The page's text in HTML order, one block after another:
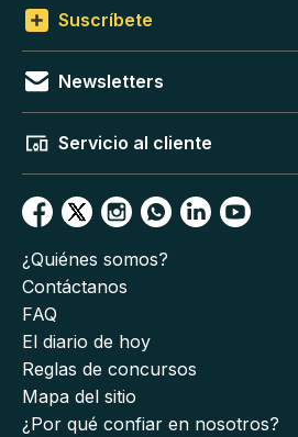
Suscríbete
Newsletters
Servicio al cliente
¿Quiénes somos?
Contáctanos
FAQ
El diario de hoy
Reglas de concursos
Mapa del sitio
¿Por qué confiar en nosotros?